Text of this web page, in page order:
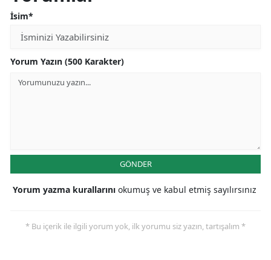
İsim*
Yorum Yazın (500 Karakter)
GÖNDER
Yorum yazma kurallarını okumuş ve kabul etmiş sayılırsınız
* Bu içerik ile ilgili yorum yok, ilk yorumu siz yazın, tartışalım *